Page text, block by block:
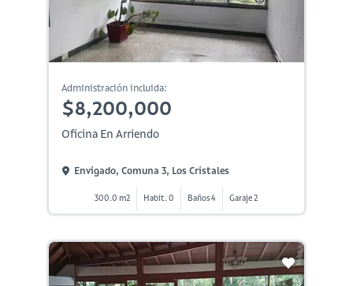
Administración incluida:
$8,200,000
Oficina En Arriendo
Envigado, Comuna 3, Los Cristales
300.0 m2 Habit. 0 Baños 4 Garaje 2